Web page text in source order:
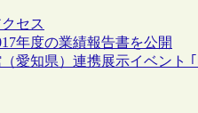
セス
年度の業績報告書を公開
愛知県）連携展示イベント